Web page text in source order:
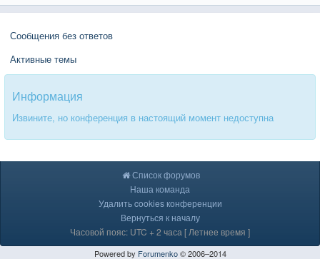
Вход
Расширенный поиск
Сообщения без ответов
Активные темы
Информация
Извините, но конференция в настоящий момент недоступна
Список форумов
Наша команда
Удалить cookies конференции
Вернуться к началу
Часовой пояс: UTC + 2 часа [ Летнее время ]
Powered by Forumenko© 2006–2014